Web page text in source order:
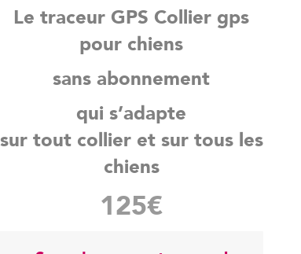
Le traceur GPS Collier gps
pour chiens
sans abonnement
qui s’adapte
sur tout collier et sur tous les
chiens
125€